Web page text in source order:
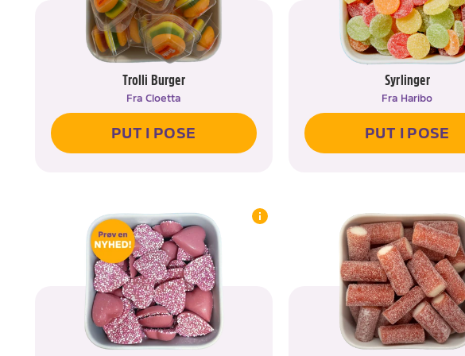
Trolli Burger
Fra Cloetta
PUT I POSE
Syrlinger
Fra Haribo
PUT I POSE